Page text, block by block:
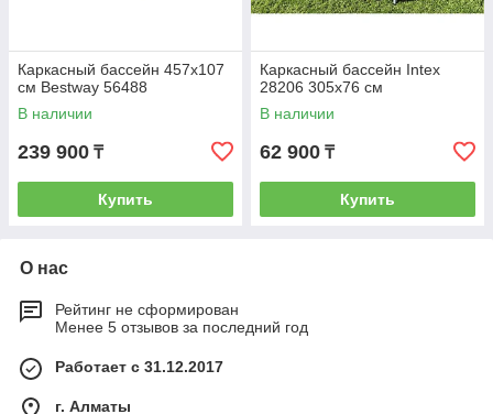
Каркасный бассейн 457х107
см Bestway 56488
В наличии
239 900 ₸
Купить
Каркасный бассейн Intex
28206 305х76 см
В наличии
62 900 ₸
Купить
О нас
Рейтинг не сформирован
Менее 5 отзывов за последний год
Работает с 31.12.2017
г. Алматы